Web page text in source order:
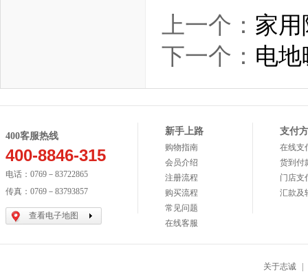
上一个： 家用
下一个： 电
400客服热线
400-8846-315
电话：0769－83722865
传真：0769－83793857
查看电子地图
新手上路
购物指南
会员介绍
注册流程
购买流程
常见问题
在线客服
支付
在线支
货到付
门店支
汇款及
关于志诚